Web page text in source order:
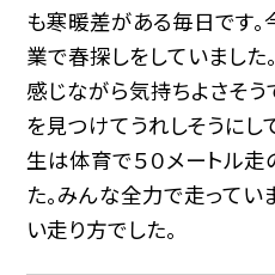
も寒暖差がある毎日です
業で春探しをしていました
感じながら気持ちよさそう
を見つけてうれしそうにし
生は体育で５０メートル走
た。みんな全力で走ってい
い走り方でした。